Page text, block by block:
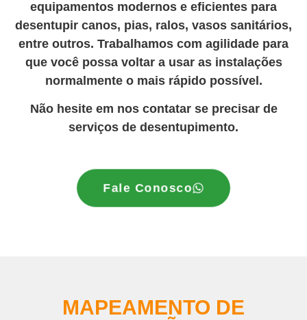
equipamentos modernos e eficientes para
desentupir canos, pias, ralos, vasos sanitários,
entre outros. Trabalhamos com agilidade para
que você possa voltar a usar as instalações
normalmente o mais rápido possível.
Não hesite em nos contatar se precisar de
serviços de desentupimento.
Fale Conosco
MAPEAMENTO DE